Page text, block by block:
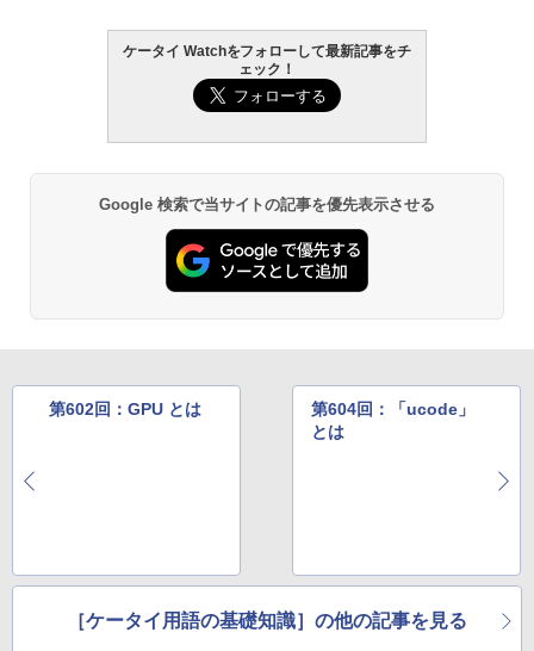
ケータイ Watchをフォローして最新記事をチ
ェック！
Google 検索で当サイトの記事を優先表示させる
第602回：GPU とは
第604回：「ucode」
とは
［ケータイ用語の基礎知識］の他の記事を見る